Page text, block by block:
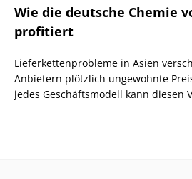
Wie die deutsche Chemie
profitiert
Lieferkettenprobleme in Asien
Anbietern plötzlich ungewohnte
jedes Geschäftsmodell kann diesen